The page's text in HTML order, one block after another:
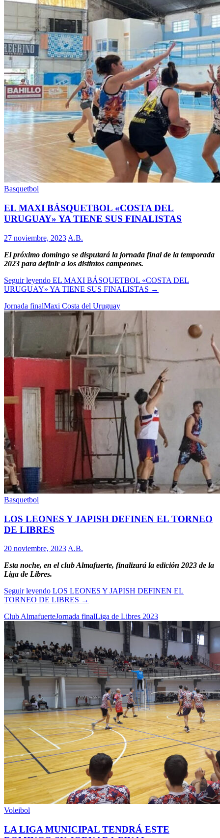
Basquetbol
EL MAXI BÁSQUETBOL «COSTA DEL
URUGUAY» YA TIENE SUS FINALISTAS
27 noviembre, 2023 A.B.
El próximo domingo se disputará la jornada final de la temporada
2023 para definir a los distintos campeones.
Seguir leyendo EL MAXI BÁSQUETBOL «COSTA DEL
URUGUAY» YA TIENE SUS FINALISTAS →
Jornada finalMaxi Costa del Uruguay
Basquetbol
LOS LEONES Y JAPISH DEFINEN EL TORNEO
DE LIBRES
20 noviembre, 2023 A.B.
Esta noche, en el club Almafuerte, finalizará la edición 2023 de la
Liga de Libres.
Seguir leyendo LOS LEONES Y JAPISH DEFINEN EL
TORNEO DE LIBRES →
Club AlmafuerteJornada finalLiga de Libres 2023
Voleibol
LA LIGA MUNICIPAL TENDRÁ ESTE